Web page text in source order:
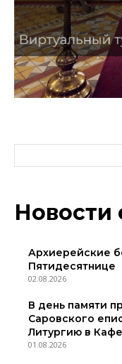
Новости
Архиерейские
Пятидесятнице
02.08.2026
В день памяти
Саровского
Литургию в
01.08.2026